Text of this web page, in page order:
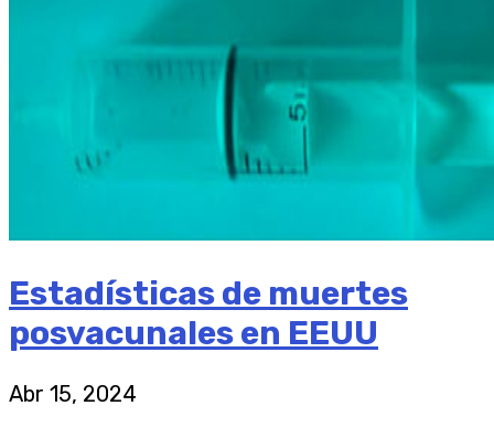
Estadísticas de muertes
posvacunales en EEUU
Abr 15, 2024